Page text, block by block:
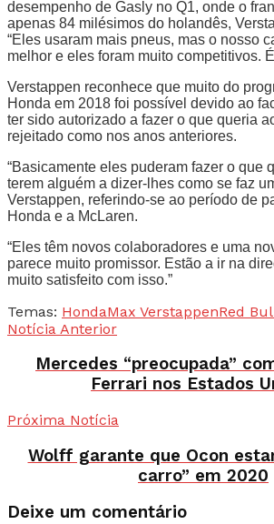
desempenho de Gasly no Q1, onde o
apenas 84 milésimos do holandês,
“Eles usaram mais pneus, mas o nosso
melhor e eles foram muito competitivos.
Verstappen reconhece que muito do
Honda em 2018 foi possível devido ao
ter sido autorizado a fazer o que queria
rejeitado como nos anos anteriores.
“Basicamente eles puderam fazer o que
terem alguém a dizer-lhes como se faz
Verstappen, referindo-se ao período de
Honda e a McLaren.
“Eles têm novos colaboradores e uma
parece muito promissor. Estão a ir na
muito satisfeito com isso.”
Temas: HondaMax VerstappenRed
Notícia Anterior
Mercedes “preocupada”
Ferrari nos Estados
Próxima Notícia
Wolff garante que Ocon
carro” em 2020
Deixe um comentário